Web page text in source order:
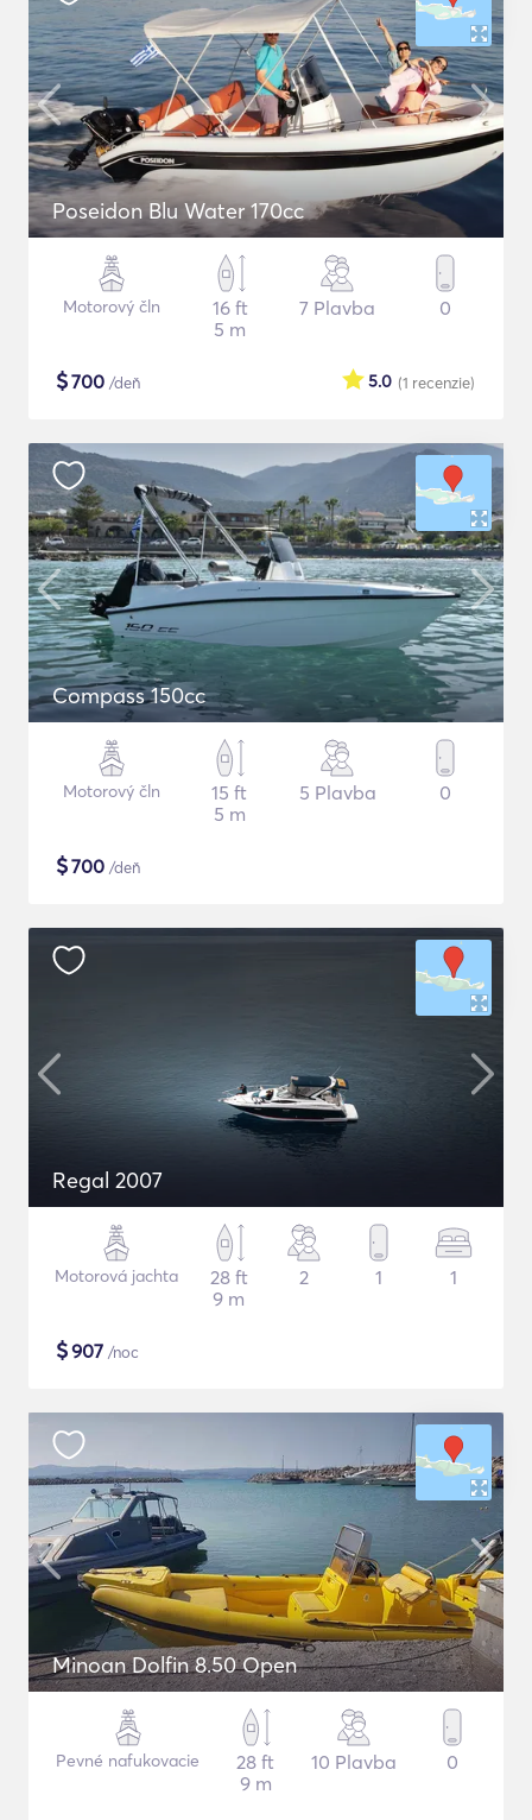
Poseidon Blu Water 170cc
Motorový čln
16 ft
5 m
7 Plavba 0
$700 /deň (1 recenzie)
5.0
Compass 150cc
Motorový čln
15 ft
5 m
5 Plavba 0
$700 /deň
Regal 2007
Motorová jachta
28 ft
9 m
2 1 1
$907 /noc
Minoan Dolfin 8.50 Open
Pevné nafukovacie
28 ft
9 m
10 Plavba 0